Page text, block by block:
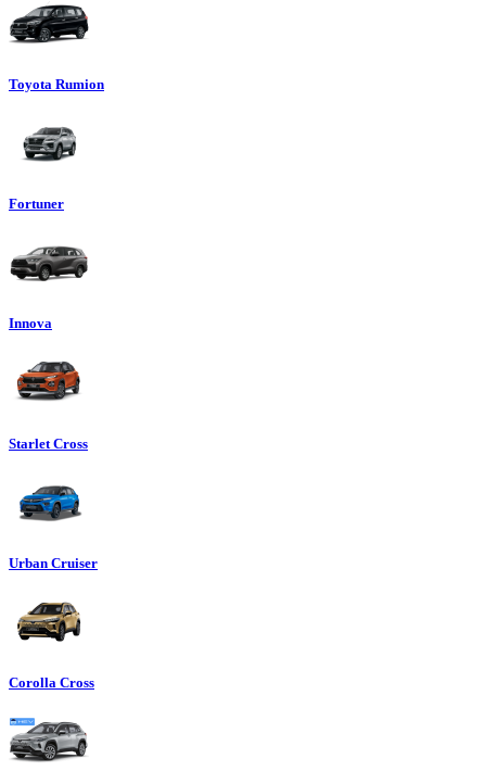
Toyota Rumion
Fortuner
Innova
Starlet Cross
Urban Cruiser
Corolla Cross